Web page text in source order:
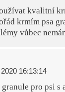
kvalitní
krmím psa
vůbec
16:13:14
pro psi s